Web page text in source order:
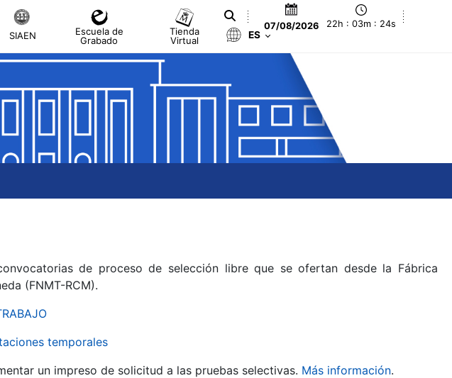
SIAEN
Escuela de
Grabado
Tienda
Virtual
07/08/2026 22h : 03m : 24s
ES
de proceso de selección libre que se ofertan desde la Fábrica
(FNMT-RCM).
temporales
un impreso de solicitud a las pruebas selectivas. Más información.